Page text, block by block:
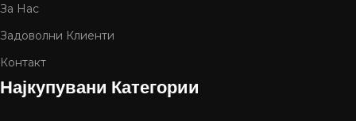
За Нас
Задоволни Клиенти
Контакт
Најкупувани Категории